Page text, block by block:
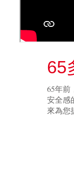
65
65年前
安全感
來為您